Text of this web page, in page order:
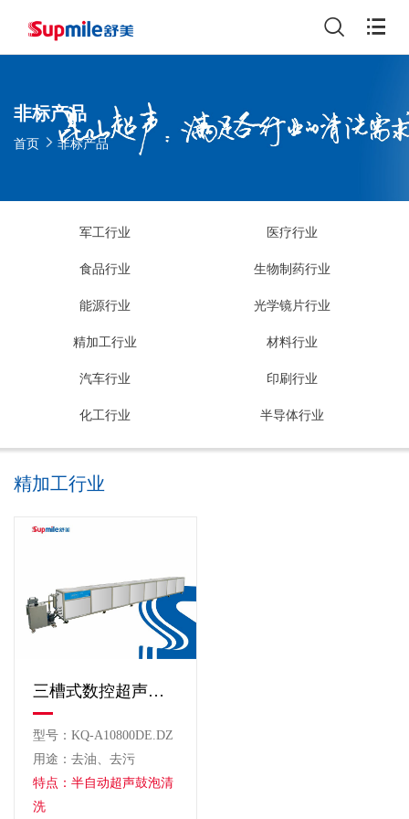
非标产品
首页 非标产品
军工行业 医疗行业
食品行业 生物制药行业
能源行业 光学镜片行业
精加工行业 材料行业
汽车行业 印刷行业
化工行业 半导体行业
精加工行业
三槽式数控超声波清洗机
型号：KQ-A10800DE.DZ
用途：去油、去污
特点：半自动超声鼓泡清
洗